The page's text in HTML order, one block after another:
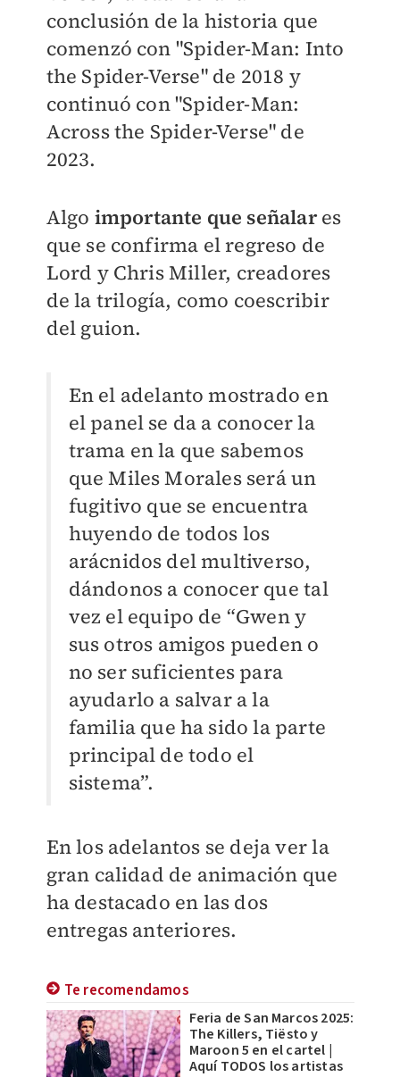
conclusión de la historia que
comenzó con "Spider-Man: Into
the Spider-Verse" de 2018 y
continuó con "Spider-Man:
Across the Spider-Verse" de
2023.
Algo importante que señalares
que se confirma el regreso de
Lord y Chris Miller, creadores
de la trilogía, como coescribir
del guion.
En el adelanto mostrado en
el panel se da a conocer la
trama en la que sabemos
que Miles Morales será un
fugitivo que se encuentra
huyendo de todos los
arácnidos del multiverso,
dándonos a conocer que tal
vez el equipo de “Gwen y
sus otros amigos pueden o
no ser suficientes para
ayudarlo a salvar a la
familia que ha sido la parte
principal de todo el
sistema”.
En los adelantos se deja ver la
gran calidad de animación que
ha destacado en las dos
entregas anteriores.
Te recomendamos
Feria de San Marcos 2025:
The Killers, Tiësto y
Maroon 5 en el cartel |
Aquí TODOS los artistas